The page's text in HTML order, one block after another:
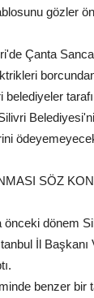
gözler
Çanta
belediyeler
SÖZ
önceki dönem
İl Başkanı
benzer bir